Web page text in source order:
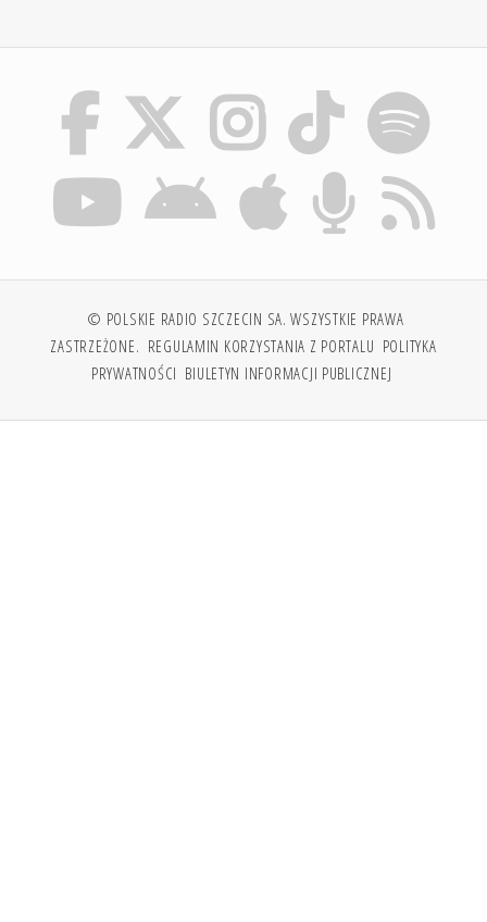
© POLSKIE RADIO SZCZECIN SA. WSZYSTKIE PRAWA
ZASTRZEŻONE. REGULAMIN KORZYSTANIA Z PORTALU POLITYKA
PRYWATNOŚCI BIULETYN INFORMACJI PUBLICZNEJ